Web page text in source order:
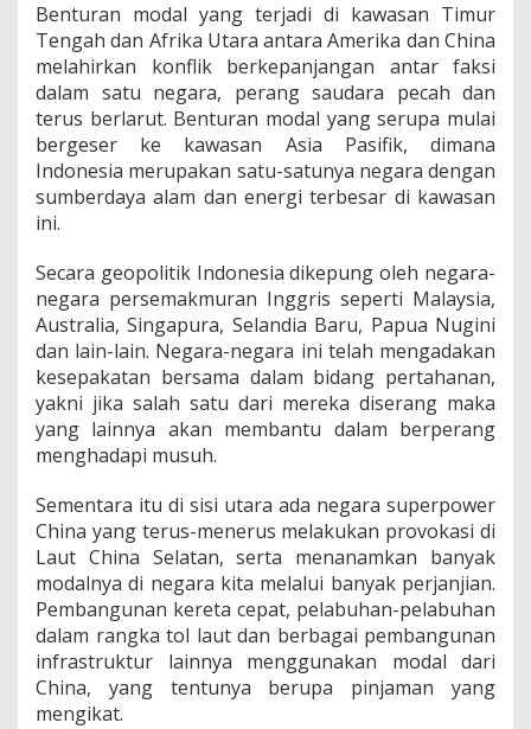
t
a
n
N
a
s
i
n
a
Benturan modal yang terjadi di kawasan Timur
Tengah dan Afrika Utara antara Amerika dan China
melahirkan konflik berkepanjangan antar faksi
dalam satu negara, perang saudara pecah dan
terus berlarut. Benturan modal yang serupa mulai
bergeser ke kawasan Asia Pasifik, dimana
Indonesia merupakan satu-satunya negara dengan
sumberdaya alam dan energi terbesar di kawasan
ini.
Secara geopolitik Indonesia dikepung oleh negara-
negara persemakmuran Inggris seperti Malaysia,
Australia, Singapura, Selandia Baru, Papua Nugini
dan lain-lain. Negara-negara ini telah mengadakan
kesepakatan bersama dalam bidang pertahanan,
yakni jika salah satu dari mereka diserang maka
yang lainnya akan membantu dalam berperang
menghadapi musuh.
Sementara itu di sisi utara ada negara superpower
China yang terus-menerus melakukan provokasi di
Laut China Selatan, serta menanamkan banyak
modalnya di negara kita melalui banyak perjanjian.
Pembangunan kereta cepat, pelabuhan-pelabuhan
dalam rangka tol laut dan berbagai pembangunan
infrastruktur lainnya menggunakan modal dari
China, yang tentunya berupa pinjaman yang
mengikat.